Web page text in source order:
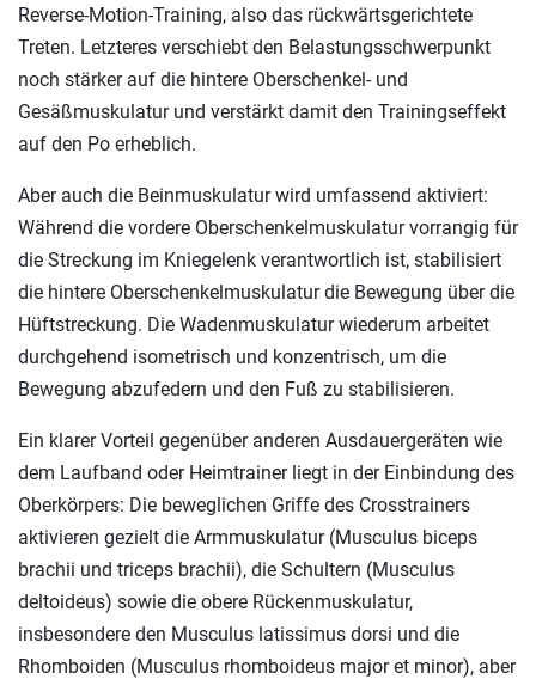
Reverse-Motion-Training, also das rückwärtsgerichtete
Treten. Letzteres verschiebt den Belastungsschwerpunkt
noch stärker auf die hintere Oberschenkel- und
Gesäßmuskulatur und verstärkt damit den Trainingseffekt
auf den Po erheblich.
Aber auch die Beinmuskulatur wird umfassend aktiviert:
Während die vordere Oberschenkelmuskulatur vorrangig für
die Streckung im Kniegelenk verantwortlich ist, stabilisiert
die hintere Oberschenkelmuskulatur die Bewegung über die
Hüftstreckung. Die Wadenmuskulatur wiederum arbeitet
durchgehend isometrisch und konzentrisch, um die
Bewegung abzufedern und den Fuß zu stabilisieren.
Ein klarer Vorteil gegenüber anderen Ausdauergeräten wie
dem Laufband oder Heimtrainer liegt in der Einbindung des
Oberkörpers: Die beweglichen Griffe des Crosstrainers
aktivieren gezielt die Armmuskulatur (Musculus biceps
brachii und triceps brachii), die Schultern (Musculus
deltoideus) sowie die obere Rückenmuskulatur,
insbesondere den Musculus latissimus dorsi und die
Rhomboiden (Musculus rhomboideus major et minor), aber